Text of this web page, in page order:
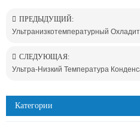
ПРЕДЫДУЩИЙ:
Ультранизкотемпературный
СЛЕДУЮЩАЯ:
Категории